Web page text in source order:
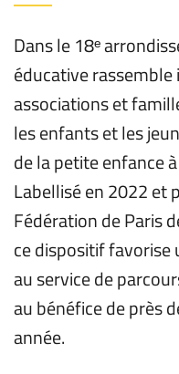
Dans le 18ᵉ
éducative
associations et
les enfants et les
de la petite enfance
Labellisé en 2022 et
Fédération de Paris
ce dispositif
au service de
au bénéfice de près
année.